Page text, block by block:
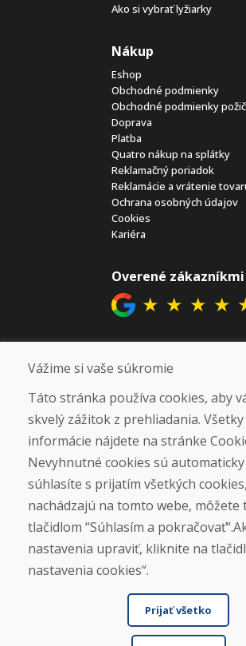
Ako si vybrať lyžiarky
Nákup
Eshop
Obchodné podmienky
Obchodné podmienky
Doprava
Platba
Quatro nákup na splátky
Reklamačný poriadok
Reklamácie a vrátenie
Ochrana osobných údajov
Cookies
Kariéra
Overené zákazníkmi
★ ★ ★ ★
Otváracie hodiny
ZIMNÁ SEZÓNA 2025/
UKONČENÁ.
PRIAZEŇ A TEŠÍME SA
OD 14. 9. 2026.
Nájsť na Google mape
Vážime si vaše súkromie
Táto stránka používa cookies, aby
skvelý zážitok z prehliadania.
informácie nájdete na stránke
Nevyhnutné cookies sú
súhlasíte s prijatím všetkých
nachádzajú na tomto webe,
tlačidlom “Súhlasím a
nastavenia upraviť, kliknite na
nastavenia cookies“.
Prijať všetko